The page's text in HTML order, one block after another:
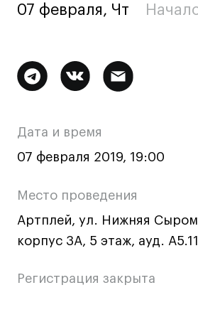
Ювелирный дизайн
Промышленный и
Подготовительные курсы и
развитие
ИЗО и Керамика
Ландшафтный дизайн
Все программы
Онлайн-программы
07 февраля, Чт
Дополнительная
о
мероприятии
Дата и время
07 февраля 2019, 19:00
Место проведения
Артплей, ул. Нижняя
корпус 3А, 5 этаж, ауд. А5.11
Регистрация закрыта